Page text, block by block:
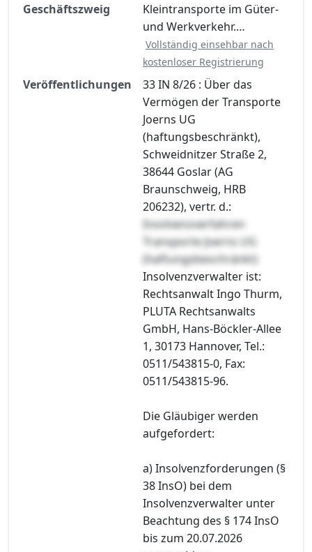
Geschäftszweig
Kleintransporte im Güter-
und Werkverkehr.…
Vollständig einsehbar nach
kostenloser Registrierung
Veröffentlichungen
33 IN 8/26 : Über das
Vermögen der Transporte
Joerns UG
(haftungsbeschränkt),
Schweidnitzer Straße 2,
38644 Goslar (AG
Braunschweig, HRB
206232), vertr. d.:
Insolvenzverfahren
Transporte Joerns UG
(haftungsbeschränkt)
Insolvenzverwalter ist:
Rechtsanwalt Ingo Thurm,
PLUTA Rechtsanwalts
GmbH, Hans-Böckler-Allee
1, 30173 Hannover, Tel.:
0511/543815-0, Fax:
0511/543815-96.
Die Gläubiger werden
aufgefordert:
a) Insolvenzforderungen (§
38 InsO) bei dem
Insolvenzverwalter unter
Beachtung des § 174 InsO
bis zum 20.07.2026